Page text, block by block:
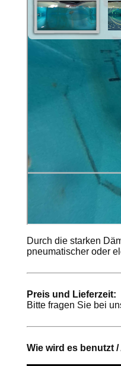
Durch die starken
pneumatischer oder
Preis und Lieferzeit:
Bitte fragen Sie bei
Wie wird es benutzt